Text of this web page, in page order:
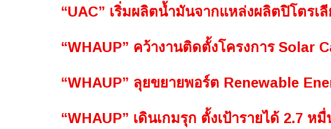
“UAC” เริ่มผลิตน้ำมันจากแหล่งผลิตปิโตรเ
“WHAUP” คว้างานติดตั้งโครงการ Solar
“WHAUP” ลุยขยายพอร์ต Renewable
“WHAUP” เดินเกมรุก ตั้งเป้ารายได้ 2.7 ห